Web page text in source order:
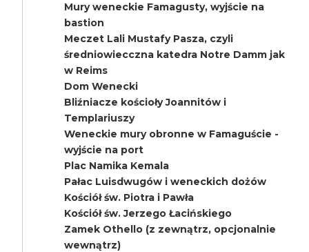
Mury weneckie Famagusty, wyjście na
bastion
Meczet Lali Mustafy Pasza, czyli
średniowiecczna katedra Notre Damm jak
w Reims
Dom Wenecki
Bliźniacze kościoły Joannitów i
Templariuszy
Weneckie mury obronne w Famaguście -
wyjście na port
Plac Namika Kemala
Pałac Luisdwugów i weneckich dożów
Kościół św. Piotra i Pawła
Kościół św. Jerzego Łacińskiego
Zamek Othello (z zewnątrz, opcjonalnie
wewnątrz)